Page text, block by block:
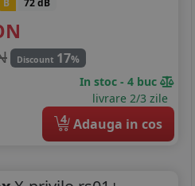
Discount 17%
In stoc - 4 buc
livrare 2/3 zile
4 Adauga in cos